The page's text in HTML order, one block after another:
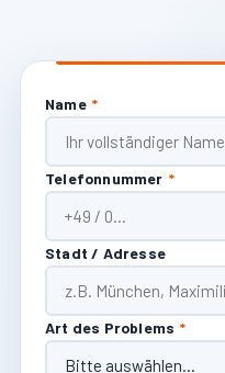
Name *
Telefonnummer *
Stadt / Adresse
Art des Problems *